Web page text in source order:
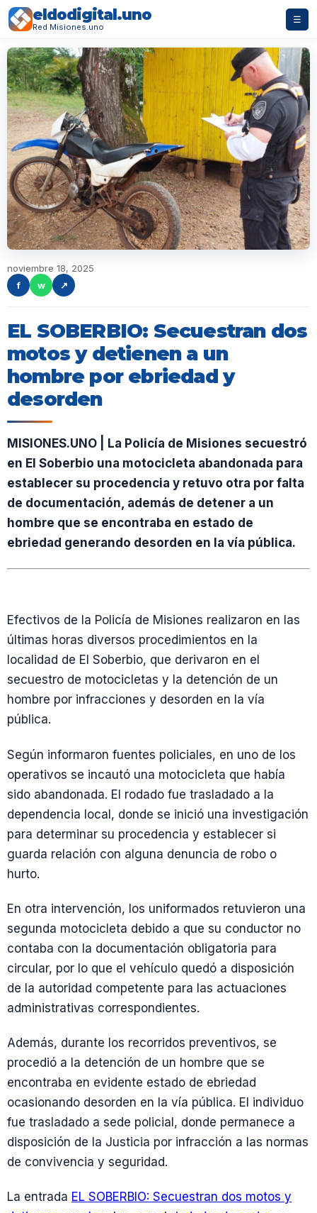
eldodigital.uno
Red Misiones.uno
☰
noviembre 18, 2025
f
w ↗
EL SOBERBIO: Secuestran dos
motos y detienen a un
hombre por ebriedad y
desorden
MISIONES.UNO | La Policía de Misiones secuestró
en El Soberbio una motocicleta abandonada para
establecer su procedencia y retuvo otra por falta
de documentación, además de detener a un
hombre que se encontraba en estado de
ebriedad generando desorden en la vía pública.
Efectivos de la Policía de Misiones realizaron en las
últimas horas diversos procedimientos en la
localidad de El Soberbio, que derivaron en el
secuestro de motocicletas y la detención de un
hombre por infracciones y desorden en la vía
pública.
Según informaron fuentes policiales, en uno de los
operativos se incautó una motocicleta que había
sido abandonada. El rodado fue trasladado a la
dependencia local, donde se inició una investigación
para determinar su procedencia y establecer si
guarda relación con alguna denuncia de robo o
hurto.
En otra intervención, los uniformados retuvieron una
segunda motocicleta debido a que su conductor no
contaba con la documentación obligatoria para
circular, por lo que el vehículo quedó a disposición
de la autoridad competente para las actuaciones
administrativas correspondientes.
Además, durante los recorridos preventivos, se
procedió a la detención de un hombre que se
encontraba en evidente estado de ebriedad
ocasionando desorden en la vía pública. El individuo
fue trasladado a sede policial, donde permanece a
disposición de la Justicia por infracción a las normas
de convivencia y seguridad.
La entrada EL SOBERBIO: Secuestran dos motos y